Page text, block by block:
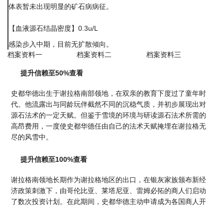
体表暂未出现明显的矿石病病征。
【血液源石结晶密度】0.3u/L
感染步入中期，目前无扩散倾向。
档案资料一
档案资料二 档案资料三
提升信赖至50%查看
史都华德出生于谢拉格南部领地，在双亲的教育下度过了童年时
代。他流露出与同龄玩伴截然不同的沉稳气质，并初步展现出对
源石法术的一定天赋。但鉴于雪境的环境与研读源石法术所需的
高昂费用，一度使史都华德任由自己的法术天赋掩埋在谢拉格无
尽的风雪中。
提升信赖至100%查看
谢拉格南领地长期作为谢拉格地区的出口，在银灰家族颁布新经
济政策刺激下，由哥伦比亚、莱塔尼亚、雷姆必拓的商人们启动
了数次投资计划。在此期间，史都华德主动申请成为各国商人开